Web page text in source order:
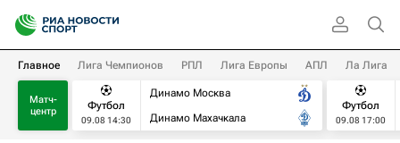
Главное Лига Чемпионов РПЛ Лига Европы АПЛ Ла Лига
Матч-
центр
Футбол
09.08 14:30
Динамо Москва
Динамо Махачкала
Футбол
09.08 17:00